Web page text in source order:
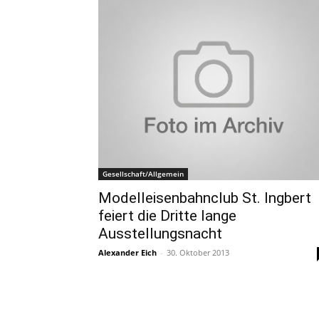
Gesellschaft/Allgemein
Modelleisenbahnclub St. Ingbert
feiert die Dritte lange
Ausstellungsnacht
Alexander Eich - 30. Oktober 2013